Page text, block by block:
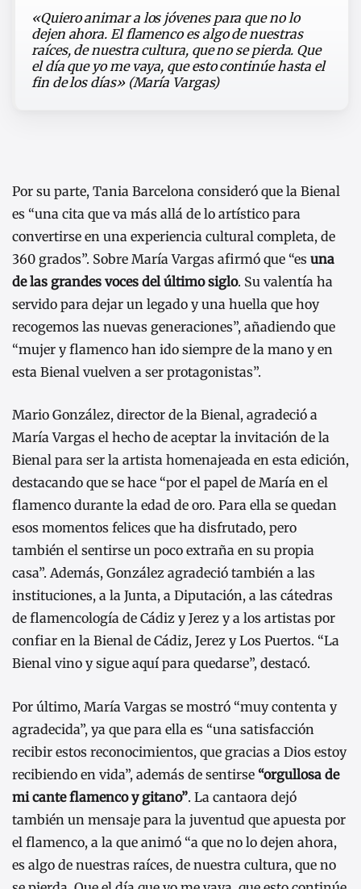
«Quiero animar a los jóvenes para que no lo
dejen ahora. El flamenco es algo de nuestras
raíces, de nuestra cultura, que no se pierda. Que
el día que yo me vaya, que esto continúe hasta el
fin de los días» (María Vargas)
Por su parte, Tania Barcelona consideró que la Bienal
es “una cita que va más allá de lo artístico para
convertirse en una experiencia cultural completa, de
360 grados”. Sobre María Vargas afirmó que “es una
de las grandes voces del último siglo. Su valentía ha
servido para dejar un legado y una huella que hoy
recogemos las nuevas generaciones”, añadiendo que
“mujer y flamenco han ido siempre de la mano y en
esta Bienal vuelven a ser protagonistas”.
Mario González, director de la Bienal, agradeció a
María Vargas el hecho de aceptar la invitación de la
Bienal para ser la artista homenajeada en esta edición,
destacando que se hace “por el papel de María en el
flamenco durante la edad de oro. Para ella se quedan
esos momentos felices que ha disfrutado, pero
también el sentirse un poco extraña en su propia
casa”. Además, González agradeció también a las
instituciones, a la Junta, a Diputación, a las cátedras
de flamencología de Cádiz y Jerez y a los artistas por
confiar en la Bienal de Cádiz, Jerez y Los Puertos. “La
Bienal vino y sigue aquí para quedarse”, destacó.
Por último, María Vargas se mostró “muy contenta y
agradecida”, ya que para ella es “una satisfacción
recibir estos reconocimientos, que gracias a Dios estoy
recibiendo en vida”, además de sentirse “orgullosa de
mi cante flamenco y gitano”. La cantaora dejó
también un mensaje para la juventud que apuesta por
el flamenco, a la que animó “a que no lo dejen ahora,
es algo de nuestras raíces, de nuestra cultura, que no